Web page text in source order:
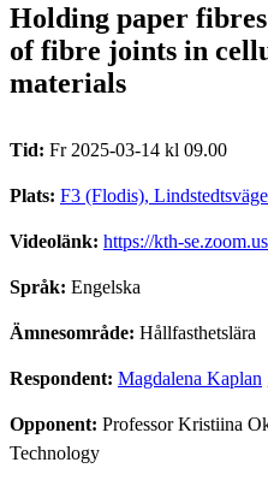
Holding paper
of fibre joints in
materials
Tid: Fr 2025-03-14 kl 09.00
Plats: F3 (Flodis),
Videolänk: https://kth-
Språk: Engelska
Ämnesområde: Hållfasthetslära
Respondent: Magdalena Kaplan
Opponent: Professor Kristiina
Technology